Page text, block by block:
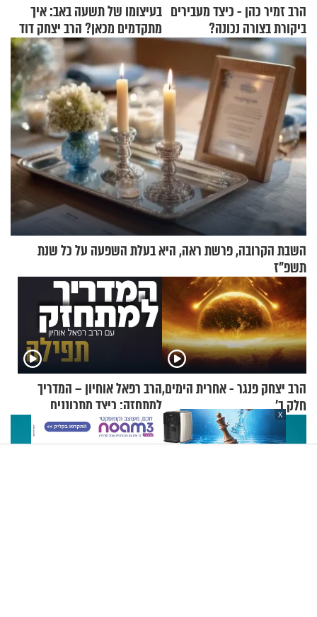
הרב זמיר כהן - כיצד מעבירים
ביקורת בצורה נכונה?
בעיצומו של תשעה באב: איך
מתקדמים מכאן? הרב יצחק דוד
גרוסמן בשיחה מיוחדת
השבת הקרובה, פרשת ראה, היא בעלת השפעה על כל שנת
תשפ"ז
הרב יצחק פנגר - אחרית הימים,
חלק ב’
הרב רפאל אוחיון – המדריך
למתחזק: כיצד מתכוננים
לתפילה?
X